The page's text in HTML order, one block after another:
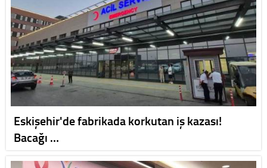
Eskişehir'de fabrikada korkutan iş kazası!
Bacağı …